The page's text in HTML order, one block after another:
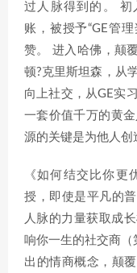
过人脉得到的。 初
账，被授予“GE管
赞。 进入哈佛，颠
顿?克里斯坦森，从
向上社交，从GE实
一套价值千万的黄
源的关键是为他人创
《如何结交比你更
授，即使是平凡的
人脉的力量获取成
响你一生的社交商（
出的情商概念，颠